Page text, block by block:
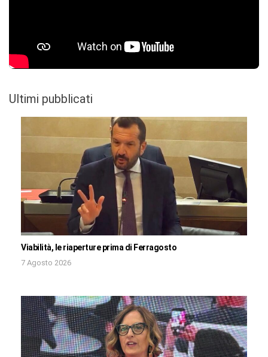
Ultimi pubblicati
Viabilità, le riaperture prima di Ferragosto
7 Agosto 2026